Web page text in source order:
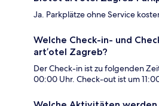
Ja. Parkplätze ohne Service
Welche Check-in- und
art’otel Zagreb?
Der Check-in ist zu folgenden
00:00 Uhr. Check-out ist um